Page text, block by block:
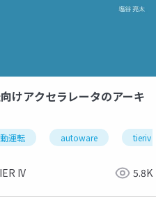
けアクセラレータのアーキ
運転 autoware tieriv
IV 5.8K